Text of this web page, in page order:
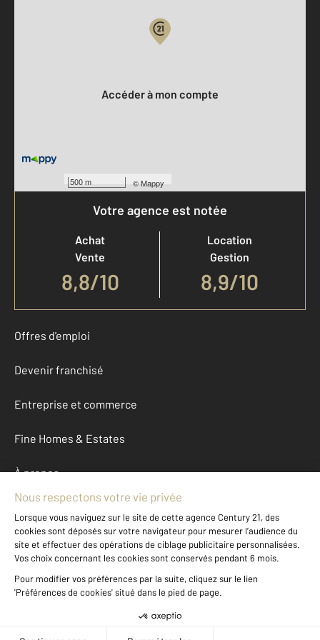
500 m ©Mappy
Accéder à mon compte
Votre agence est notée
Achat
Vente
8,8/10
Location
Gestion
8,9/10
Offres d'emploi
Devenir franchisé
Entreprise et commerce
Fine Homes & Estates
À propos
International
Nous contacter
Données personnelles